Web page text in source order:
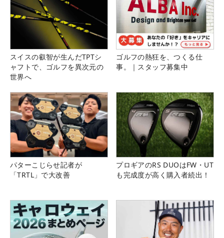
スイスの叡智が生んだTPTシ
ャフトで、ゴルフを異次元の
世界へ
ゴルフの熱狂を、つくる仕
事。｜スタッフ募集中
パターこじらせ記者が
「TRTL」で大改善
プロギアのRS DUOはFW・UT
も完成度が高く購入者続出！